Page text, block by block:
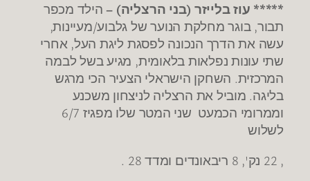
***** עוז בלייזר (בני הרצליה) –הילד מכפר
תבור, בוגר מחלקת הנוער של גלבוע/מעיינות,
עשה את הדרך הנכונה לפסגת ליגת העל, אחרי
שתי עונות נפלאות בלאומית, מגיע בשל לבמה
המרכזית. השחקן הישראלי הצעיר הכי מרגש
בליגה. מוביל את הרצליה לניצחון משכנע
וממרומי הכמעט שני המטר שלו מפגיז 6/7
לשלוש
, 22 נק', 8 ריבאונדים ומדד 28 .